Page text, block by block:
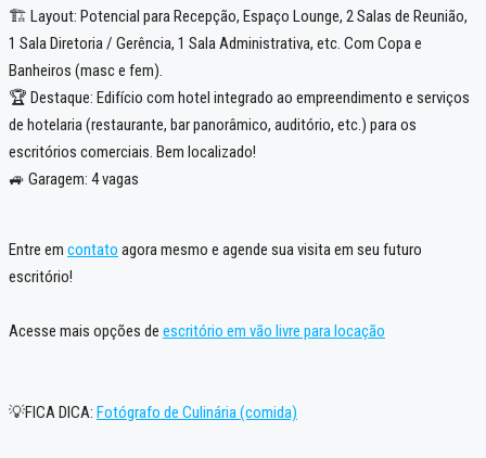
🏗️ Layout: Potencial para Recepção, Espaço Lounge, 2 Salas de Reunião,
1 Sala Diretoria / Gerência, 1 Sala Administrativa, etc. Com Copa e
Banheiros (masc e fem).
🏆 Destaque: Edifício com hotel integrado ao empreendimento e serviços
de hotelaria (restaurante, bar panorâmico, auditório, etc.) para os
escritórios comerciais. Bem localizado!
🚙 Garagem: 4 vagas
Entre em contato agora mesmo e agende sua visita em seu futuro
escritório!
Acesse mais opções de escritório em vão livre para locação
💡FICA DICA: Fotógrafo de Culinária (comida)